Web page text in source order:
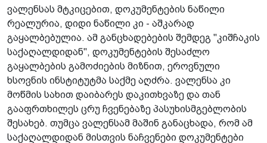
ვალენსას მტკიცებით, დოკუმენტების ნაწილი
რეალურია, დიდი ნაწილი კი - აშკარად
გაყალბებულია. ამ განცხადებების შემდეგ "კიშჩაკის
საქაღალდიდან", დოკუმენტების შესაძლო
გაყალბების გამოძიების მიზნით, ეროვნული
ხსოვნის ინსტიტუტმა საქმე აღძრა. ვალენსა კი
მოწმის სახით დაიბარეს დაკითხვაზე და თან
გააფრთხილეს ცრუ ჩვენებაზე პასუხისმგებლობის
შესახებ. თუმცა ვალენსამ მაშინ განაცხადა, რომ ამ
საქაღალდიდან მისთვის ნაჩვენები დოკუმენტები